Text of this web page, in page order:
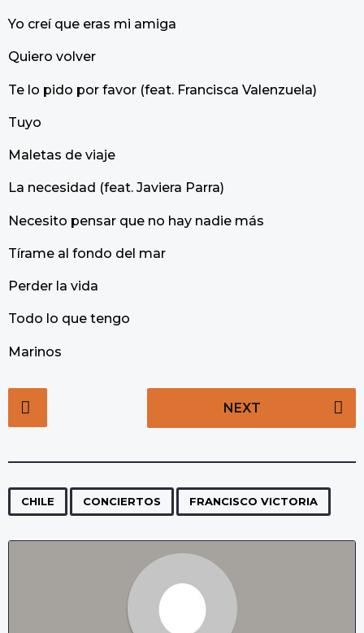
Yo creí que eras mi amiga
Quiero volver
Te lo pido por favor (feat. Francisca Valenzuela)
Tuyo
Maletas de viaje
La necesidad (feat. Javiera Parra)
Necesito pensar que no hay nadie más
Tírame al fondo del mar
Perder la vida
Todo lo que tengo
Marinos
o
t
P
i
NEXT
CHILE CONCIERTOS FRANCISCO VICTORIA